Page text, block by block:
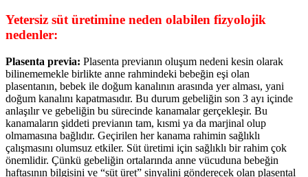
Yetersiz süt üretimine neden olabilen fizyolojik
nedenler:
Plasenta previa: Plasenta previanın oluşum nedeni kesin olarak
bilinememekle birlikte anne rahmindeki bebeğin eşi olan
plasentanın, bebek ile doğum kanalının arasında yer alması, yani
doğum kanalını kapatmasıdır. Bu durum gebeliğin son 3 ayı içinde
anlaşılır ve gebeliğin bu sürecinde kanamalar gerçekleşir. Bu
kanamaların şiddeti previanın tam, kısmi ya da marjinal olup
olmamasına bağlıdır. Geçirilen her kanama rahimin sağlıklı
çalışmasını olumsuz etkiler. Süt üretimi için sağlıklı bir rahim çok
önemlidir. Çünkü gebeliğin ortalarında anne vücuduna bebeğin
haftasının bilgisini ve “süt üret” sinyalini gönderecek olan plasental